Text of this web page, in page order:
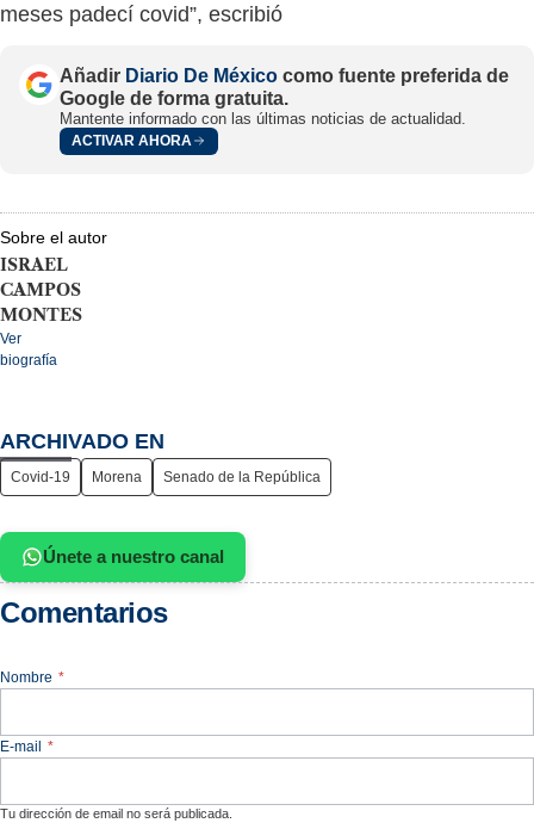
meses padecí covid”, escribió
Añadir Diario De México como fuente preferida de
Google de forma gratuita.
Mantente informado con las últimas noticias de actualidad.
ACTIVAR AHORA
Sobre el autor
ISRAEL
CAMPOS
MONTES
Ver
biografía
ARCHIVADO EN
Covid-19 Morena Senado de la República
Únete a nuestro canal
Comentarios
Nombre *
E-mail *
Tu dirección de email no será publicada.